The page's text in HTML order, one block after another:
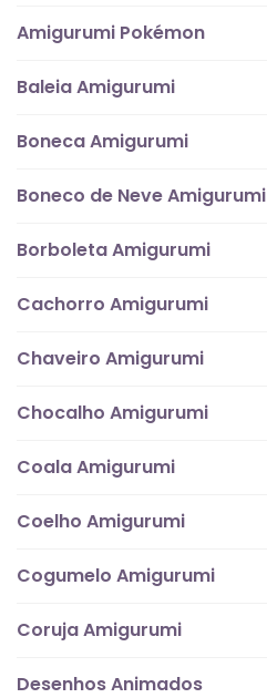
Amigurumi Pokémon
Baleia Amigurumi
Boneca Amigurumi
Boneco de Neve Amigurumi
Borboleta Amigurumi
Cachorro Amigurumi
Chaveiro Amigurumi
Chocalho Amigurumi
Coala Amigurumi
Coelho Amigurumi
Cogumelo Amigurumi
Coruja Amigurumi
Desenhos Animados